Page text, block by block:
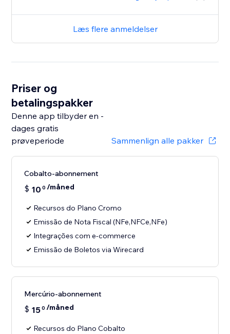
Læs flere anmeldelser
Priser og
betalingspakker
Denne app tilbyder en -
dages gratis
prøveperiode
Sammenlign alle pakker
Cobalto-abonnement
$ 10 0 /måned
Recursos do Plano Cromo
Emissão de Nota Fiscal (NFe,NFCe,NFe)
Integrações com e-commerce
Emissão de Boletos via Wirecard
Mercúrio-abonnement
$ 150 /måned
Recursos do Plano Cobalto